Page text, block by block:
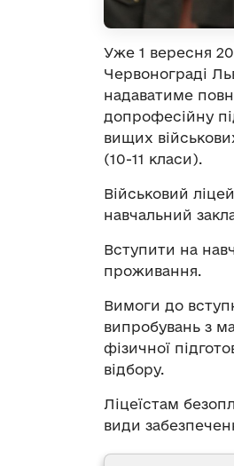
Уже 1 вересня
Червонограді
надаватиме
допрофесійну
вищих
(10-11 класи).
Військовий
навчальний
Вступити на
проживання.
Вимоги до
випробувань з
фізичної
відбору.
Ліцеїстам
види